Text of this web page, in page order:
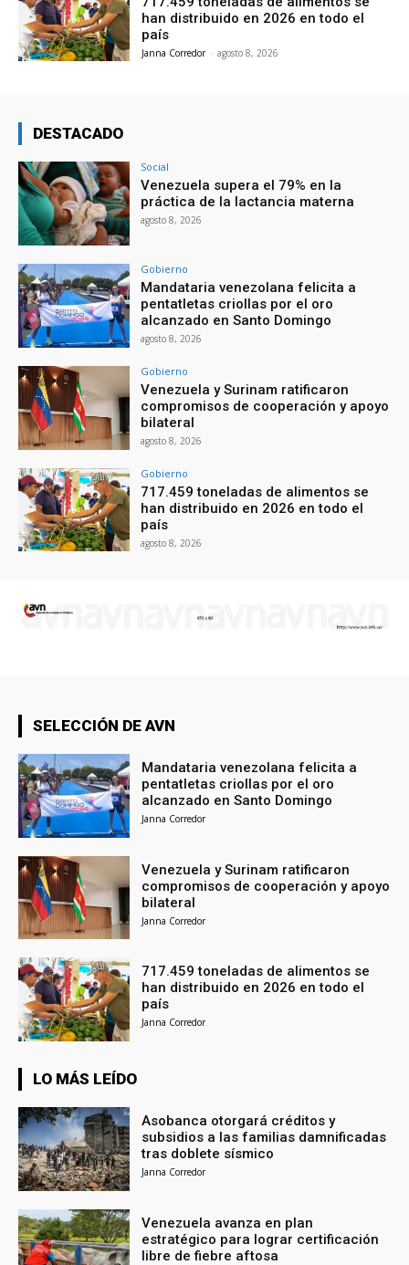
han distribuido en 2026 en todo el
país
Janna Corredor - agosto 8, 2026
DESTACADO
Social
Venezuela supera el 79% en la
práctica de la lactancia materna
agosto 8, 2026
Gobierno
Mandataria venezolana felicita a
pentatletas criollas por el oro
alcanzado en Santo Domingo
agosto 8, 2026
Gobierno
Venezuela y Surinam ratificaron
compromisos de cooperación y apoyo
bilateral
agosto 8, 2026
Gobierno
717.459 toneladas de alimentos se
han distribuido en 2026 en todo el
país
agosto 8, 2026
SELECCIÓN DE AVN
Mandataria venezolana felicita a
pentatletas criollas por el oro
alcanzado en Santo Domingo
Janna Corredor
Venezuela y Surinam ratificaron
compromisos de cooperación y apoyo
bilateral
Janna Corredor
717.459 toneladas de alimentos se
han distribuido en 2026 en todo el
país
Janna Corredor
LO MÁS LEÍDO
Asobanca otorgará créditos y
subsidios a las familias damnificadas
tras doblete sísmico
Janna Corredor
Venezuela avanza en plan
estratégico para lograr certificación
libre de fiebre aftosa